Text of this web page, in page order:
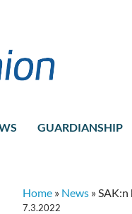
GUARDIANSHIP
Home » News »
7.3.2022